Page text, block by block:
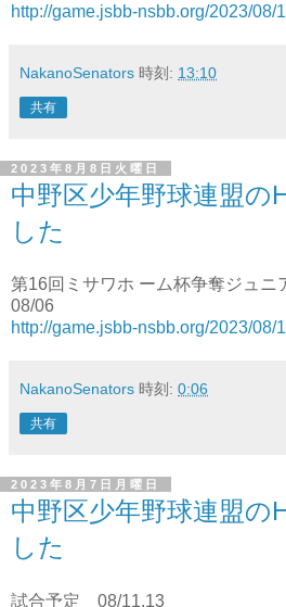
http://game.jsbb-nsbb.org/2023/08/
NakanoSenators 時刻: 13:10
共有
2023年8月8日火曜日
中野区少年野球連盟の
した
第16回ミサワホ ーム杯争奪ジュ
08/06
http://game.jsbb-nsbb.org/2023/08/
NakanoSenators 時刻: 0:06
共有
2023年8月7日月曜日
中野区少年野球連盟の
した
試合予定 08/11.13